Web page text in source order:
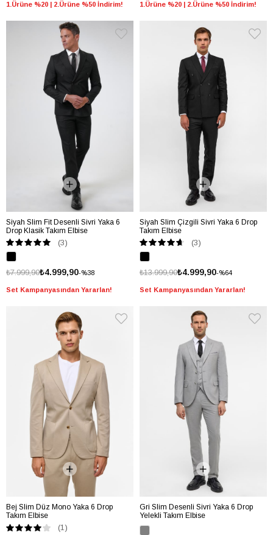
1.Ürüne %20 | 2.Ürüne %50 İndirim! 1.Ürüne %20 | 2.Ürüne %50 İndirim!
Siyah Slim Fit Desenli Sivri Yaka 6
Drop Klasik Takım Elbise
(3)
%38
₺4.999,90
₺7.999,90
Set Kampanyasından Yararlan!
Siyah Slim Çizgili Sivri Yaka 6 Drop
Takım Elbise
(3)
%64
₺4.999,90
₺13.999,90
Set Kampanyasından Yararlan!
Bej Slim Düz Mono Yaka 6 Drop
Takım Elbise
(1)
Gri Slim Desenli Sivri Yaka 6 Drop
Yelekli Takım Elbise